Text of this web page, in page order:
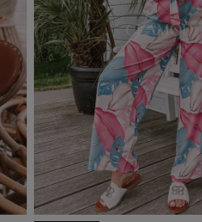
Add to basket
Product available with